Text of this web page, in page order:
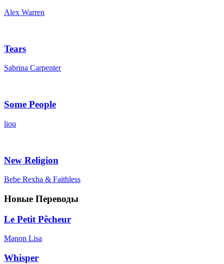
Alex Warren
Tears
Sabrina Carpenter
Some People
liou
New Religion
Bebe Rexha & Faithless
Новые Переводы
Le Petit Pêcheur
Manon Lisa
Whisper